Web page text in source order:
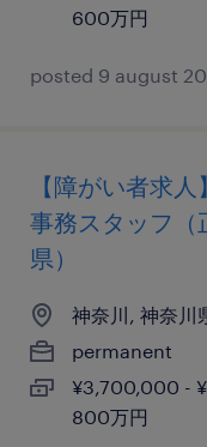
600万円
posted 9 august
【障がい者求
事務スタッフ（
県）
神奈川, 神奈川
permanent
¥3,700,000 -
800万円